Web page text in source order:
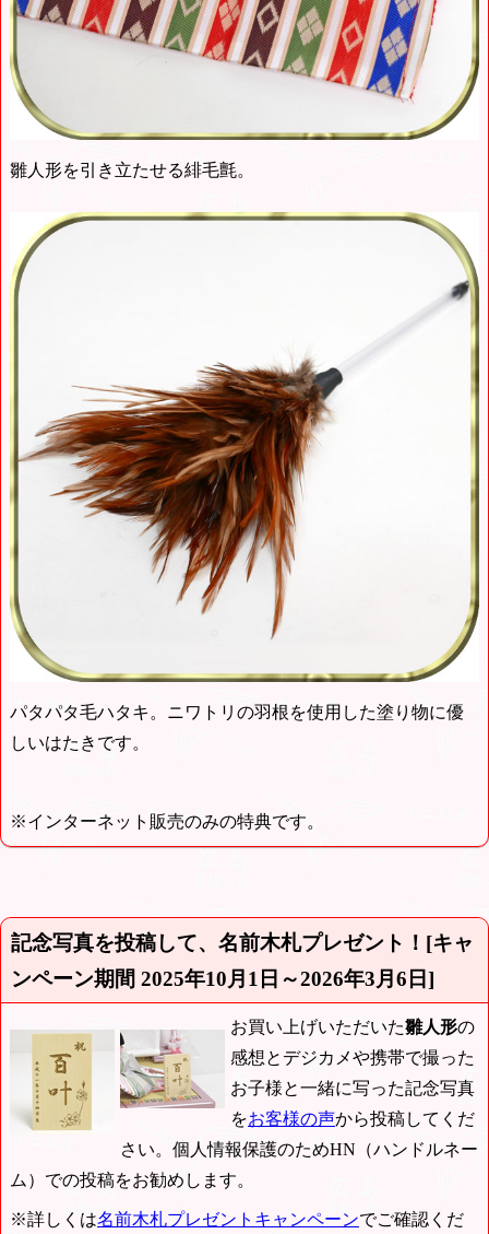
雛人形を引き立たせる緋毛氈。
パタパタ毛ハタキ。ニワトリの羽根を使用した塗り物に優
しいはたきです。
※インターネット販売のみの特典です。
記念写真を投稿して、名前木札プレゼント！[キャ
ンペーン期間 2025年10月1日～2026年3月6日]
お買い上げいただいた雛人形の
感想とデジカメや携帯で撮った
お子様と一緒に写った記念写真
をお客様の声から投稿してくだ
さい。個人情報保護のためHN（ハンドルネー
ム）での投稿をお勧めします。
※詳しくは名前木札プレゼントキャンペーンでご確認くだ